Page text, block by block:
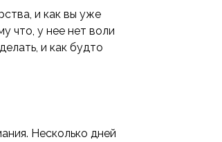
и как вы уже
что, у нее нет воли
и как будто
Несколько дней